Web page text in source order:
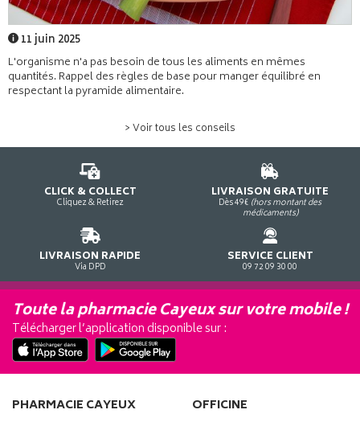
11 juin 2025
L'organisme n'a pas besoin de tous les aliments en mêmes
quantités. Rappel des règles de base pour manger équilibré en
respectant la pyramide alimentaire.
> Voir tous les conseils
CLICK & COLLECT
Cliquez & Retirez
LIVRAISON GRATUITE
Dès 49€ (hors montant des
médicaments)
LIVRAISON RAPIDE
Via DPD
SERVICE CLIENT
09 72 09 30 00
Toute la pharmacie Cayeux sur votre mobile !
Télécharger l’application disponible sur :
PHARMACIE CAYEUX OFFICINE